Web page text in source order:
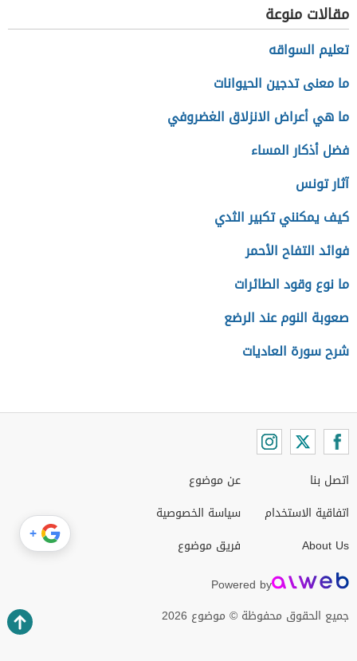
مقالات منوعة
تعليم السواقه
ما معنى تدجين الحيوانات
ما هي أعراض الانزلاق الغضروفي
فضل أذكار المساء
آثار تونس
كيف يمكنني تكبير الثدي
فوائد التفاح الأحمر
ما نوع وقود الطائرات
صعوبة النوم عند الرضع
شرح سورة العاديات
اتصل بنا
اتفاقية الاستخدام
About Us
عن موضوع
سياسة الخصوصية
فريق موضوع
Powered by
جميع الحقوق محفوظة © موضوع 2026
+